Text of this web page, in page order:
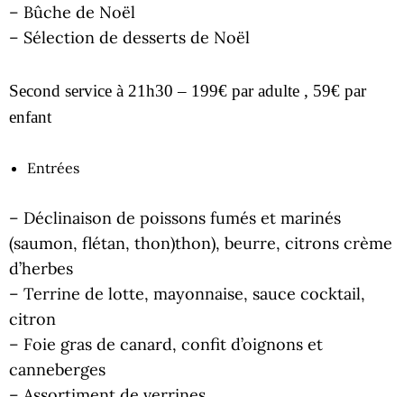
– Bûche de Noël
– Sélection de desserts de Noël
Second service à 21h30 – 199€ par adulte , 59€ par
enfant
Entrées
– Déclinaison de poissons fumés et marinés
(saumon, flétan, thon)thon), beurre, citrons crème
d’herbes
– Terrine de lotte, mayonnaise, sauce cocktail,
citron
– Foie gras de canard, confit d’oignons et
canneberges